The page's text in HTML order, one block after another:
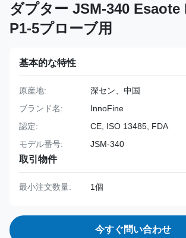
ダプター JSM-340 Esaote
P1-5プローブ用
基本的な特性
原産地:
深セン、中国
ブランド名:
InnoFine
認定:
CE, ISO 13485, FDA
モデル番号:
JSM-340
取引物件
最小注文数量: 1個
今すぐ問い合わせ